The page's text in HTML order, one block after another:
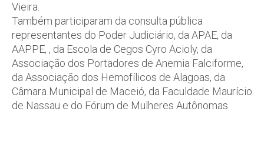
Vieira.
Também participaram da consulta pública
representantes do Poder Judiciário, da APAE, da
AAPPE, , da Escola de Cegos Cyro Acioly, da
Associação dos Portadores de Anemia Falciforme,
da Associação dos Hemofílicos de Alagoas, da
Câmara Municipal de Maceió, da Faculdade Maurício
de Nassau e do Fórum de Mulheres Autônomas.